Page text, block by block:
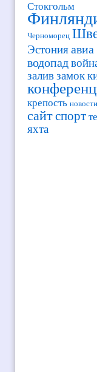
Стокгольм
Черноморец
Эстонияавиа
водопад
залив замок
крепость новости
сайтспорт
яхта